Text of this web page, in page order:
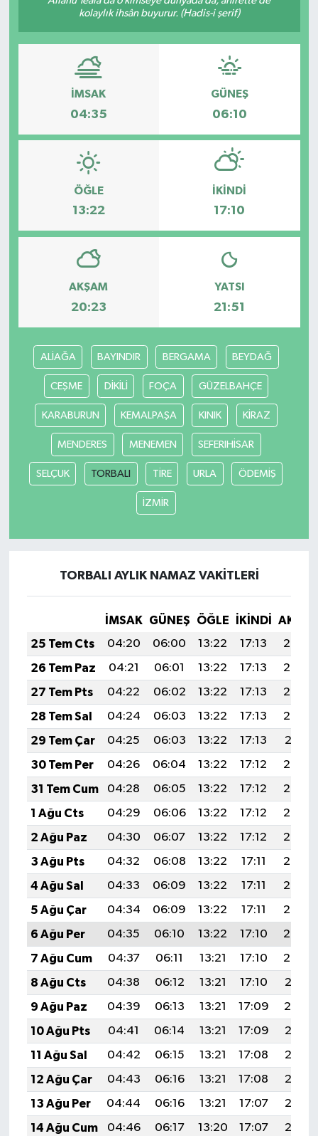
kolaylık ihsân buyurur. (Hadis-i şerif)
İMSAK
04:35
GÜNEŞ
06:10
ÖĞLE
13:22
İKINDI
17:10
AKŞAM
20:23
YATSI
21:51
ALİAĞA BAYINDIR BERGAMA BEYDAĞ
CEŞME DİKİLİ FOÇA GÜZELBAHÇE
KARABURUN KEMALPAŞA KINIK KİRAZ
MENDERES MENEMEN SEFERIHİSAR
SELÇUK TORBALI TİRE URLA ÖDEMİŞ
İZMİR
TORBALI AYLIK NAMAZ VAKITLERI
İMSAK GÜNEŞ ÖĞLE İKINDI
25 Tem Cts
04:20 06:00 13:22 17:13
20:34
26 Tem Paz
04:21 06:01 13:22 17:13
20:33
27 Tem Pts
04:22 06:02 13:22 17:13
20:33
28 Tem Sal
04:24 06:03 13:22 17:13
20:32
29 Tem Çar
04:25 06:03 13:22 17:13
20:31
30 Tem Per
04:26 06:04 13:22 17:12
20:30
31 Tem Cum
04:28 06:05 13:22 17:12
20:29
1 Ağu Cts
04:29 06:06 13:22 17:12
20:28
2 Ağu Paz
04:30 06:07 13:22 17:12
20:27
3 Ağu Pts
04:32 06:08 13:22 17:11
20:26
4 Ağu Sal
04:33 06:09 13:22 17:11
20:25
5 Ağu Çar
04:34 06:09 13:22 17:11
20:24
6 Ağu Per
04:35 06:10 13:22 17:10
20:23
7 Ağu Cum
04:37 06:11 13:21 17:10
20:22
8 Ağu Cts
04:38 06:12 13:21 17:10
20:21
9 Ağu Paz
04:39 06:13 13:21 17:09
20:19
10 Ağu Pts
04:41 06:14 13:21 17:09
20:18
11 Ağu Sal
04:42 06:15 13:21 17:08
20:17
12 Ağu Çar
04:43 06:16 13:21 17:08
20:16
13 Ağu Per
04:44 06:16 13:21 17:07
20:15
14 Ağu Cum
04:46 06:17 13:20 17:07
20:13